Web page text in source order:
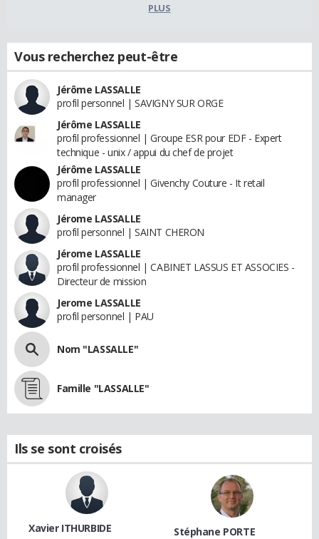
PLUS
Vous recherchez peut-être
Jérôme LASSALLE
profil personnel | SAVIGNY SUR ORGE
Jérôme LASSALLE
profil professionnel | Groupe ESR pour EDF - Expert
technique - unix / appui du chef de projet
Jérôme LASSALLE
profil professionnel | Givenchy Couture - It retail
manager
Jérome LASSALLE
profil personnel | SAINT CHERON
Jérome LASSALLE
profil professionnel | CABINET LASSUS ET ASSOCIES -
Directeur de mission
Jerome LASSALLE
profil personnel | PAU
Nom "LASSALLE"
Famille "LASSALLE"
Ils se sont croisés
Xavier ITHURBIDE Stéphane PORTE